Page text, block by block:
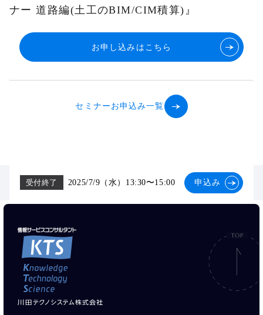
お申し込みはこちら
ナー 道路編(土工のBIM/CIM積算)』
セミナーお申込み一覧
受付終了 2025/7/9 （水 ）13:30〜15:00 申込み